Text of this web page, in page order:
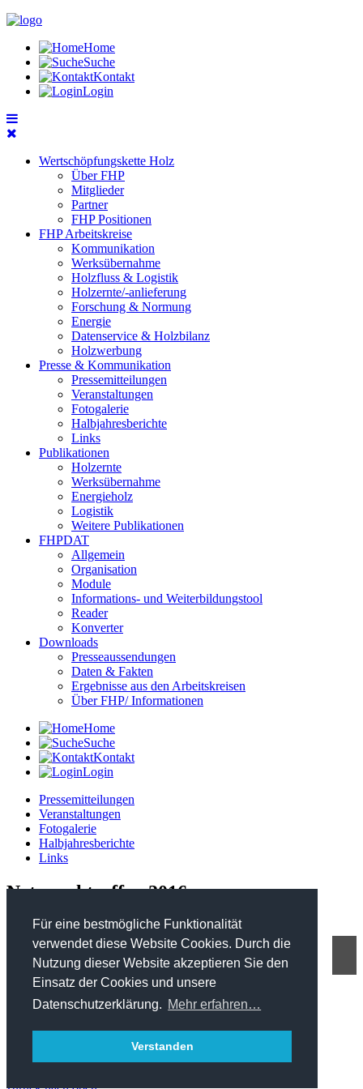
Für eine bestmögliche Funktionalität
verwendet diese Website Cookies. Durch die
Nutzung dieser Website akzeptieren Sie den
Einsatz der Cookies und unsere
Datenschutzerklärung. Mehr erfahren…
Verstanden
Home
Suche
Kontakt
Login
Wertschöpfungskette Holz
Über FHP
Mitglieder
Partner
FHP Positionen
FHP Arbeitskreise
Kommunikation
Werksübernahme
Holzfluss & Logistik
Holzernte/-anlieferung
Forschung & Normung
Energie
Datenservice & Holzbilanz
Holzwerbung
Presse & Kommunikation
Pressemitteilungen
Veranstaltungen
Fotogalerie
Halbjahresberichte
Links
Publikationen
Holzernte
Werksübernahme
Energieholz
Logistik
Weitere Publikationen
FHPDAT
Allgemein
Organisation
Module
Informations- und Weiterbildungstool
Reader
Konverter
Downloads
Presseaussendungen
Daten & Fakten
Ergebnisse aus den Arbeitskreisen
Über FHP/ Informationen
Home
Suche
Kontakt
Login
Pressemitteilungen
Veranstaltungen
Fotogalerie
Halbjahresberichte
Links
Netzwerktreffen 2016
FHP - Kooperationsplattform Forst Holz Papier
Marxergasse 2/ 4. Stock - 1030 Wien
T: +43 1 402 01 12 900
Impressum / Datenschutz
Sitemap